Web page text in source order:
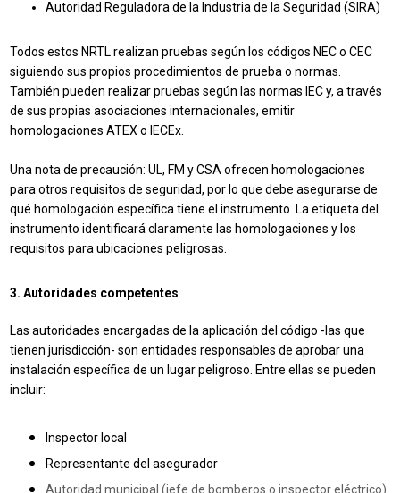
Autoridad Reguladora de la Industria de la Seguridad (SIRA)
Todos estos NRTL realizan pruebas según los códigos NEC o CEC
siguiendo sus propios procedimientos de prueba o normas.
También pueden realizar pruebas según las normas IEC y, a través
de sus propias asociaciones internacionales, emitir
homologaciones ATEX o IECEx.
Una nota de precaución: UL, FM y CSA ofrecen homologaciones
para otros requisitos de seguridad, por lo que debe asegurarse de
qué homologación específica tiene el instrumento. La etiqueta del
instrumento identificará claramente las homologaciones y los
requisitos para ubicaciones peligrosas.
3. Autoridades competentes
Las autoridades encargadas de la aplicación del código -las que
tienen jurisdicción- son entidades responsables de aprobar una
instalación específica de un lugar peligroso. Entre ellas se pueden
incluir:
Inspector local
Representante del asegurador
Autoridad municipal (jefe de bomberos o inspector eléctrico)